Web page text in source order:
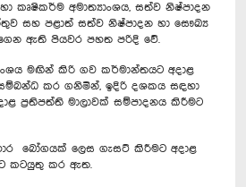
කෘෂිකර්ම අමාත්‍යාංශය, සත්ව නිෂ්පාදන
සහ පළාත් සත්ව නිෂ්පාදන හා සෞඛ්‍ය
ඇති පියවර පහත පරිදි වේ.‍
මඟින් කිරි ගව කර්මාන්තයට අදාළ
කර ගනිමින්, ඉදිරි දශකය සඳහා
ප්‍රතිපත්ති මාලාවක් සම්පාදනය කිරීමට
බෝගයක් ලෙස ගැසට් කිරීමට අදාළ
කටයුතු කර ඇත.‍